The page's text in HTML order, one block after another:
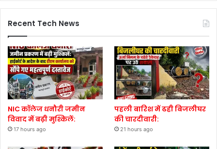
Recent Tech News
NIC कॉलेज धनौरी जमीन
विवाद में बढ़ी मुश्किलें:
17 hours ago
पहली बारिश में ढही बिजलीघर
की चारदीवारी:
21 hours ago